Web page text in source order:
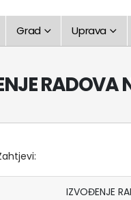
Grad Uprava
RADOVA
IZVOĐENJE